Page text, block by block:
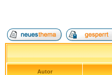
Autor